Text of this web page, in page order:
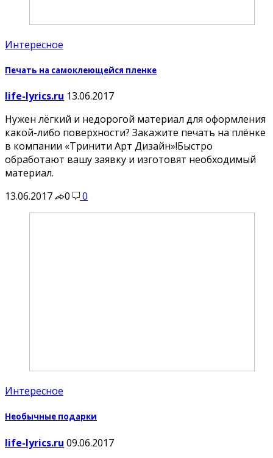
Интересное
Печать на самоклеющейся пленке
life-lyrics.ru 13.06.2017
Нужен лёгкий и недорогой материал для оформления
какой-либо поверхности? Закажите печать на плёнке
в компании «Тринити Арт Дизайн»!Быстро
обработают вашу заявку и изготовят необходимый
материал.
13.06.2017
0 0
Интересное
Необычные подарки
life-lyrics.ru 09.06.2017